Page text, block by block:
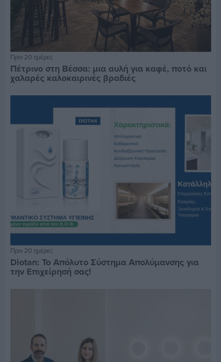
Πριν 20 ημέρες
Πέτρινο στη Βέσσα: μια αυλή για καφέ, ποτό και
χαλαρές καλοκαιρινές βραδιές
Πριν 20 ημέρες
Diotan: Το Απόλυτο Σύστημα Απολύμανσης για
την Επιχείρησή σας!